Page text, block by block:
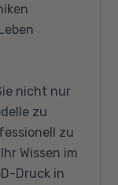
nicht nur
zu
zu
Wissen im
Druck in